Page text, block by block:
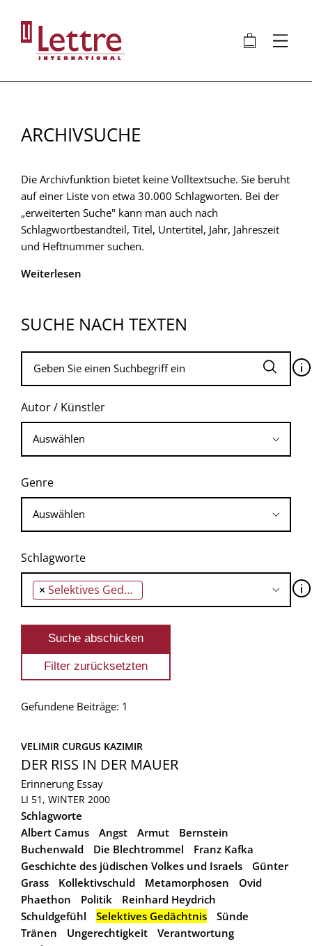
Inhalt
🛍 ⋮
ARCHIVSUCHE
Die Archivfunktion bietet keine Volltextsuche. Sie beruht
auf einer Liste von etwa 30.000 Schlagworten. Bei der
„erweiterten Suche" kann man auch nach
Schlagwortbestandteil, Titel, Untertitel, Jahr, Jahreszeit
und Heftnummer suchen.
Weiterlesen
SUCHE NACH TEXTEN
🛈
Autor / Künstler
Genre
Schlagworte
× Selektives Gedächtnis 🛈
Gefundene Beiträge: 1
VELIMIR CURGUS KAZIMIR
DER RISS IN DER MAUER
Erinnerung Essay
LI 51, WINTER 2000
Schlagworte
Albert Camus
Angst Armut
Bernstein
Buchenwald
Die Blechtrommel
Franz Kafka
Geschichte des jüdischen Volkes und Israels
Günter
Grass
Kollektivschuld Metamorphosen
Ovid
Phaethon
Politik
Reinhard Heydrich
Schuldgefühl
Selektives Gedächtnis
Sünde
Tränen
Ungerechtigkeit
Verantwortung